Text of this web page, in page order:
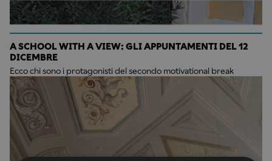
A SCHOOL WITH A VIEW: GLI APPUNTAMENTI DEL 12
DICEMBRE
Ecco chi sono i protagonisti del secondo motivational break